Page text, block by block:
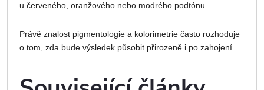
u červeného, oranžového nebo modrého podtónu.
Právě znalost pigmentologie a kolorimetrie často rozhoduje
o tom, zda bude výsledek působit přirozeně i po zahojení.